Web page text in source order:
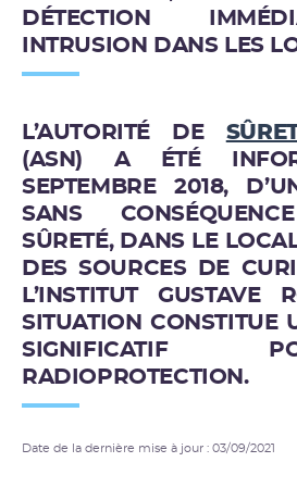
DÉTECTION
INTRUSION DANS LES
L’AUTORITÉ DE
(ASN) A ÉTÉ
SEPTEMBRE 2018,
SANS
SÛRETÉ, DANS LE
DES SOURCES DE
L’INSTITUT GUSTAVE
SITUATION CONSTITUE
SIGNIFICATIF
RADIOPROTECTION.
Date de la dernière mise à jour : 03/09/2021